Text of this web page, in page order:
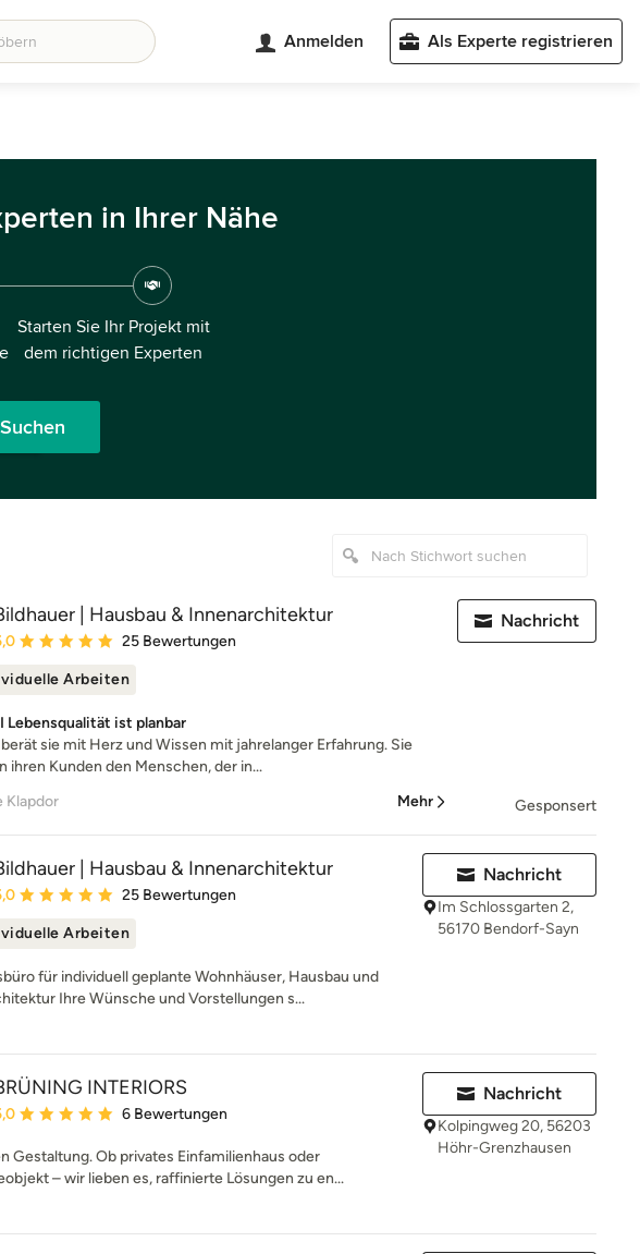
Anmelden Als Experte registrieren
in Ihrer Nähe
Starten Sie Ihr Projekt mit
dem richtigen Experten
Suchen
| Hausbau & Innenarchitektur
Bewertung: 5 von 5 Sternen
25 Bewertungen
Arbeiten
Lebensqualität ist planbar
sie mit Herz und Wissen mit jahrelanger Erfahrung. Sie
ihren Kunden den Menschen, der in...
Klapdor
Mehr
Nachricht
Gesponsert
| Hausbau & Innenarchitektur
Bewertung: 5 von 5 Sternen
25 Bewertungen
Arbeiten
für individuell geplante Wohnhäuser, Hausbau und
Ihre Wünsche und Vorstellungen s...
Nachricht
Im Schlossgarten 2,
56170 Bendorf-Sayn
INTERIORS
Bewertung: 5 von 5 Sternen
6 Bewertungen
Gestaltung. Ob privates Einfamilienhaus oder
– wir lieben es, raffinierte Lösungen zu en...
Nachricht
Kolpingweg 20, 56203
Höhr-Grenzhausen